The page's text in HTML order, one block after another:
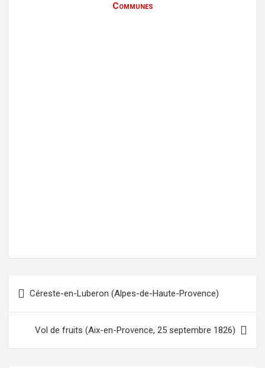
Communes
Navigation
de
l’article
Céreste-en-Luberon (Alpes-de-Haute-Provence)
Vol de fruits (Aix-en-Provence, 25 septembre 1826)